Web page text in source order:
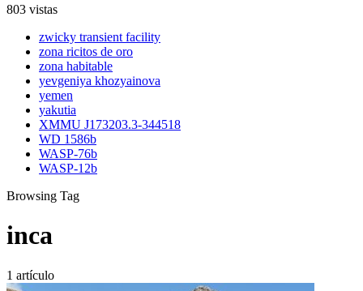
803 vistas
zwicky transient facility
zona ricitos de oro
zona habitable
yevgeniya khozyainova
yemen
yakutia
XMMU J173203.3-344518
WD 1586b
WASP-76b
WASP-12b
Browsing Tag
inca
1 artículo